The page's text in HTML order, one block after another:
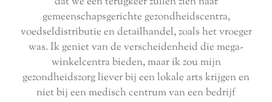
gemeenschapsgerichte gezondheidscentra,
voedseldistributie en detailhandel, zoals het vroeger
was. Ik geniet van de verscheidenheid die mega-
winkelcentra bieden, maar ik zou mijn
gezondheidszorg liever bij een lokale arts krijgen en
niet bij een medisch centrum van een bedrijf